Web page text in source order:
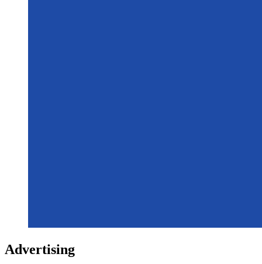
Advertising